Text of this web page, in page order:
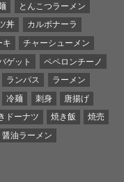
とんこつラーメン
丼
カルボナーラ
キ
チャーシューメン
ゲット
ペペロンチーノ
ランパス
ラーメン
冷麺 刺身
唐揚げ
ドーナツ 焼き飯
焼売
醤油ラーメン